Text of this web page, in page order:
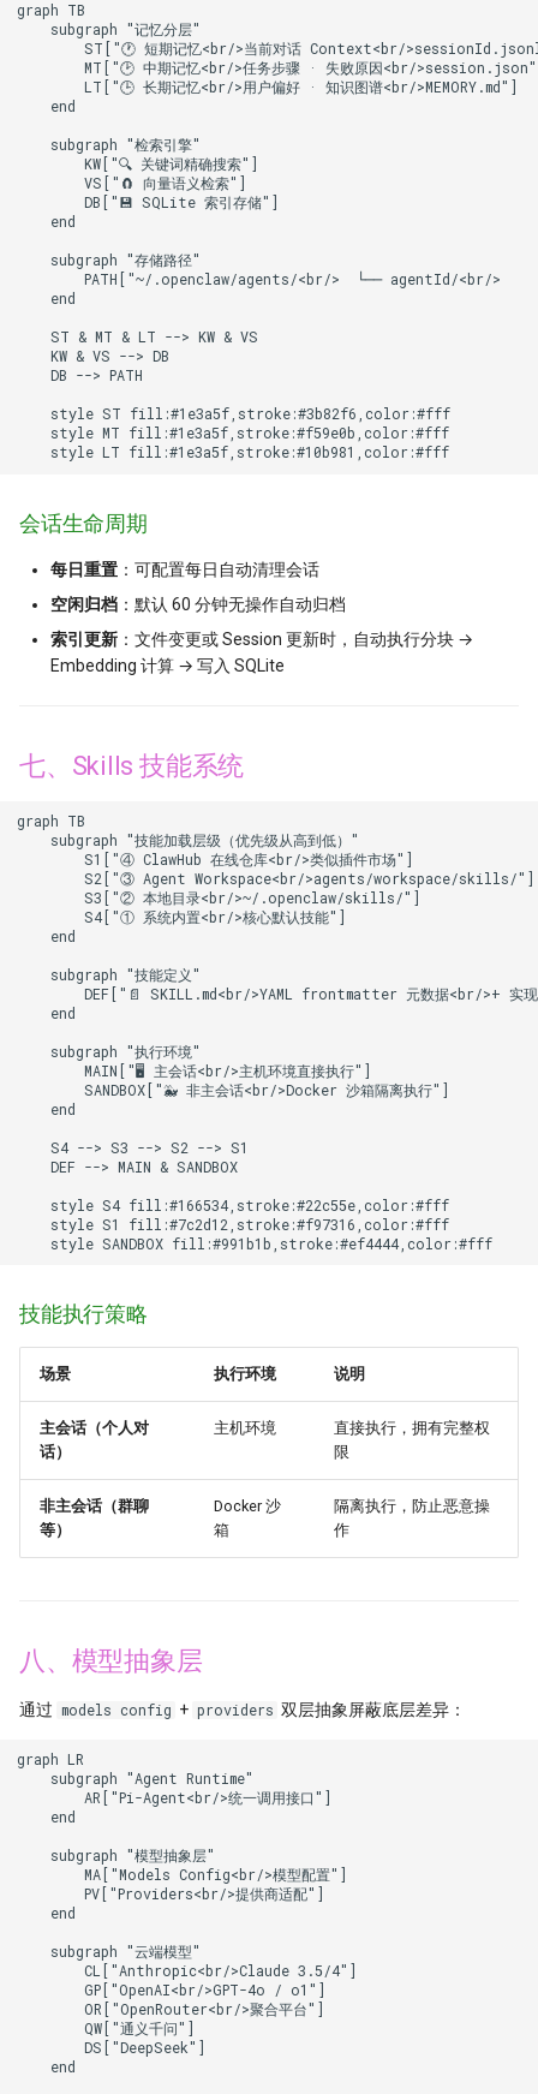
graph TB
    subgraph "记忆分层"
ST["🕐 短期记忆<br/>当前对话 Context<br/
MT["🕑 中期记忆<br/>任务步骤 · 失败原因<br/
        LT["🕒 长期记忆<br/>用户偏好 · 知识图谱<br/>MEMORY.md"]
    end
    subgraph "检索引擎"
        KW["🔍 关键词精确搜索"]
        VS["🧲 向量语义检索"]
        DB["💾 SQLite 索引存储"]
    end
    subgraph "存储路径"
PATH["~/.openclaw/agents/<br/>  └── agentId/<br/>
    end
    ST & MT & LT --> KW & VS
    KW & VS --> DB
    DB --> PATH
    style ST fill:#1e3a5f,stroke:#3b82f6,color:#fff
    style MT fill:#1e3a5f,stroke:#f59e0b,color:#fff
    style LT fill:#1e3a5f,stroke:#10b981,color:#fff
会话生命周期
每日重置 ：可配置每日自动清理会话
空闲归档 ：默认 60 分钟无操作自动归档
索引更新 ：文件变更或 Session 更新时，自动执行分块 →
Embedding 计算 → 写入 SQLite
七、Skills 技能系统
graph TB
    subgraph "技能加载层级（优先级从高到低）"
        S1["④ ClawHub 在线仓库<br/>类似插件市场"]
        S2["③ Agent Workspace<br/>agents/workspace/skills/"]
        S3["② 本地目录<br/>~/.openclaw/skills/"]
        S4["① 系统内置<br/>核心默认技能"]
    end
    subgraph "技能定义"
DEF["📄 SKILL.md<br/>YAML frontmatter 元数据<br/>+ 实
    end
    subgraph "执行环境"
        MAIN["🖥️ 主会话<br/>主机环境直接执行"]
        SANDBOX["🐳 非主会话<br/>Docker 沙箱隔离执行"]
    end
    S4 --> S3 --> S2 --> S1
    DEF --> MAIN & SANDBOX
    style S4 fill:#166534,stroke:#22c55e,color:#fff
    style S1 fill:#7c2d12,stroke:#f97316,color:#fff
    style SANDBOX fill:#991b1b,stroke:#ef4444,color:#fff
技能执行策略
场景 执行环境 说明
主会话（个人对
话）
主机环境
直接执行，拥有完整权
限
非主会话（群聊
等）
Docker 沙
箱
隔离执行，防止恶意操
作
八、模型抽象层
通过 models config + providers 双层抽象屏蔽底层差异：
graph LR
    subgraph "Agent Runtime"
        AR["Pi-Agent<br/>统一调用接口"]
    end
    subgraph "模型抽象层"
        MA["Models Config<br/>模型配置"]
        PV["Providers<br/>提供商适配"]
    end
    subgraph "云端模型"
        CL["Anthropic<br/>Claude 3.5/4"]
        GP["OpenAI<br/>GPT-4o / o1"]
        OR["OpenRouter<br/>聚合平台"]
        QW["通义千问"]
        DS["DeepSeek"]
    end